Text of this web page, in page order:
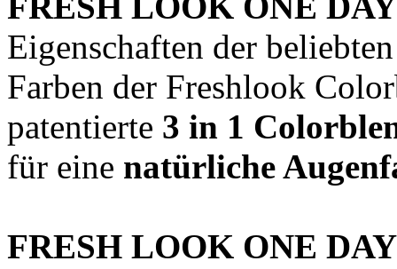
Eigenschaften der
Farben der Freshlook
patentierte 3 in 1
für eine natürliche
FRESH LOOK ONE